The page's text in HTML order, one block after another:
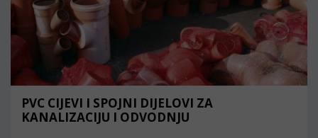
PVC CIJEVI I SPOJNI DIJELOVI ZA
KANALIZACIJU I ODVODNJU